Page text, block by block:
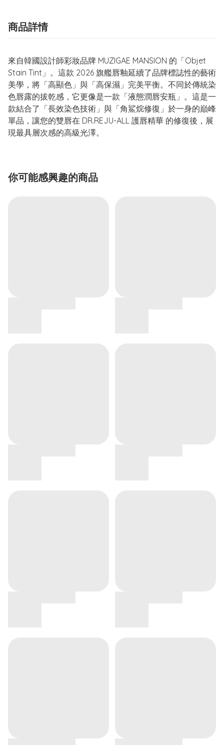
商品詳情
來自韓國設計師彩妝品牌 MUZIGAE MANSION 的「Objet
Stain Tint」。這款 2026 旗艦唇釉延續了品牌標誌性的藝術
美學，將「高顯色」與「高保濕」完美平衡。不同於傳統染
色唇露的拔乾感，它更像是一款「液態潤唇安瓶」。這是一
款結合了「長效染色技術」與「角鯊烷修復」於一身的巔峰
單品，讓您的雙唇在 DR.REJU-ALL 護唇精華 的修復後，展
現最具層次感的高級光澤。
你可能感興趣的商品